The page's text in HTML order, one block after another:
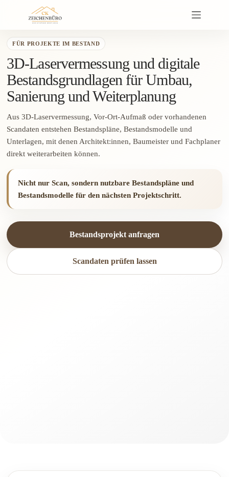
FÜR PROJEKTE IM BESTAND
3D-Laservermessung und digitale
Bestandsgrundlagen für Umbau,
Sanierung und Weiterplanung
Aus 3D-Laservermessung, Vor-Ort-Aufmaß oder vorhandenen
Scandaten entstehen Bestandspläne, Bestandsmodelle und
Unterlagen, mit denen Architekt:innen, Baumeister und Fachplaner
direkt weiterarbeiten können.
Nicht nur Scan, sondern nutzbare Bestandspläne und
Bestandsmodelle für den nächsten Projektschritt.
Bestandsprojekt anfragen
Scandaten prüfen lassen